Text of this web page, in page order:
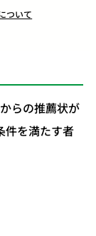
ついて
らの推薦状が
件を満たす者